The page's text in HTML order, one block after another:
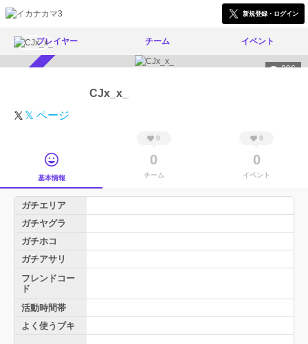
新規登録・ログイン
プレイヤー チーム イベント
296
CJx_x_
𝕏 ページ
基本情報
0
0
チーム
0
0
イベント
ガチエリア
ガチヤグラ
ガチホコ
ガチアサリ
フレンドコー
ド
活動時間帯
よく使うブキ